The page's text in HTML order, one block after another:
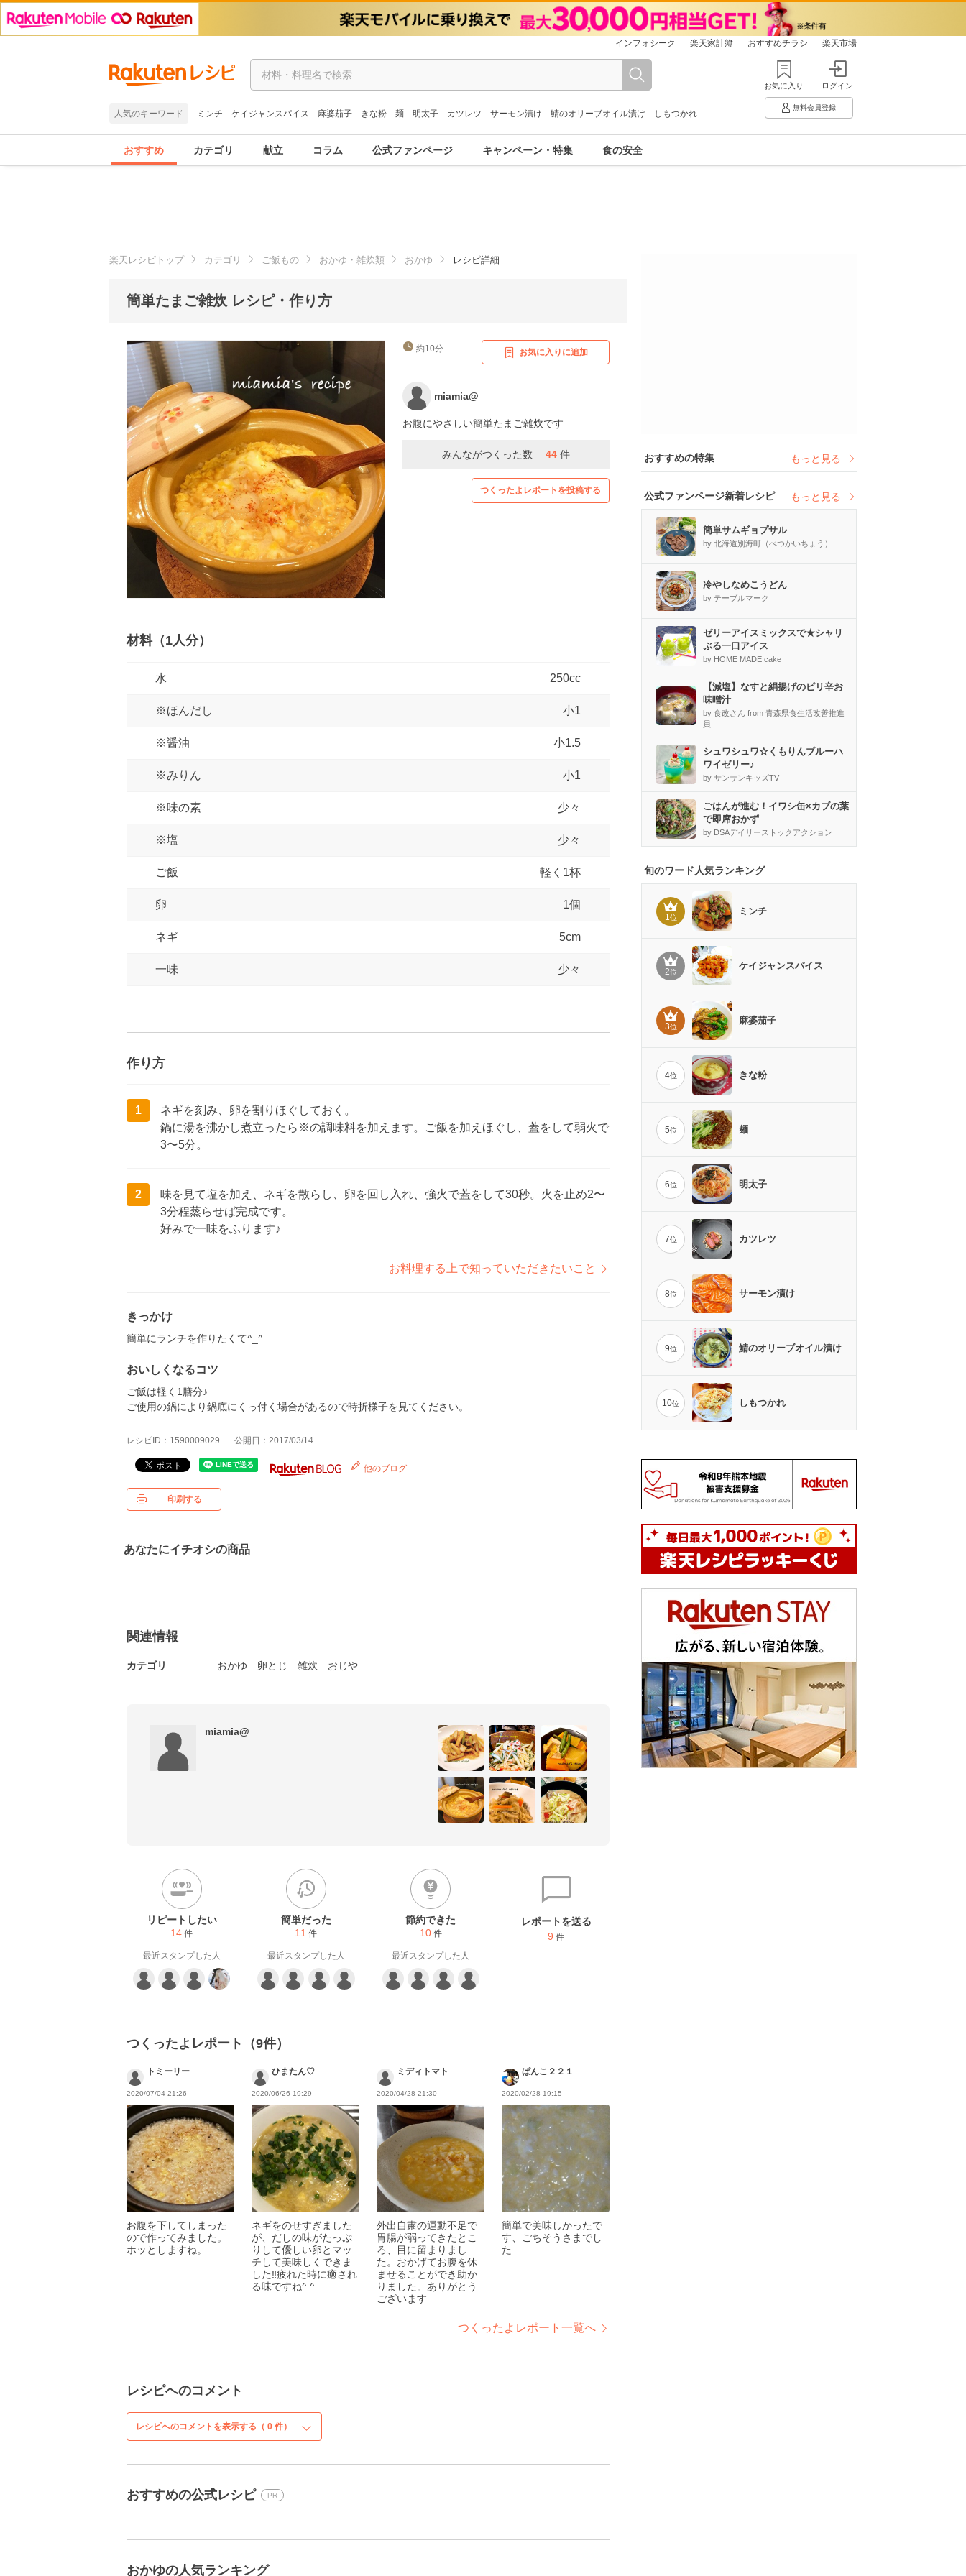
インフォシーク 楽天家計簿 おすすめチラシ 楽天市場
人気のキーワード ミンチ ケイジャンスパイス 麻婆茄子 きな粉 麺 明太子 カツレツ サーモン漬け 鯖のオリーブオイル漬け しもつかれ
お気に入り ログイン
無料会員登録
おすすめ カテゴリ 献立 コラム 公式ファンページ キャンペーン・特集 食の安全
楽天レシピトップ カテゴリ ご飯もの おかゆ・雑炊類 おかゆ レシピ詳細
簡単たまご雑炊 レシピ・作り方
約10分 お気に入りに追加
miamia@
お腹にやさしい簡単たまご雑炊です
みんながつくった数 44 件
つくったよレポートを投稿する
材料（1人分）
水 250cc
※ほんだし 小1
※醤油 小1.5
※みりん 小1
※味の素 少々
※塩 少々
ご飯 軽く1杯
卵 1個
ネギ 5cm
一味 少々
作り方
1
ネギを刻み、卵を割りほぐしておく。
鍋に湯を沸かし煮立ったら※の調味料を加えます。ご飯を加えほぐし、蓋をして弱火で
3〜5分。
2
味を見て塩を加え、ネギを散らし、卵を回し入れ、強火で蓋をして30秒。火を止め2〜
3分程蒸らせば完成です。
好みで一味をふります♪
お料理する上で知っていただきたいこと
きっかけ
簡単にランチを作りたくて^_^
おいしくなるコツ
ご飯は軽く1膳分♪
ご使用の鍋により鍋底にくっ付く場合があるので時折様子を見てください。
レシピID：1590009029 公開日：2017/03/14
他のブログ
印刷する
あなたにイチオシの商品
関連情報
カテゴリ おかゆ 卵とじ 雑炊 おじや
miamia@
リピートしたい
14 件
最近スタンプした人
簡単だった
11 件
最近スタンプした人
節約できた
10 件
最近スタンプした人
レポートを送る
9 件
つくったよレポート（9件）
トミーリー
2020/07/04 21:26
お腹を下してしまった
ので作ってみました。
ホッとしますね。
ひまたん♡
2020/06/26 19:29
ネギをのせすぎました
が、だしの味がたっぷ
りして優しい卵とマッ
チして美味しくできま
した‼︎疲れた時に癒され
る味ですね^ ^
ミディトマト
2020/04/28 21:30
外出自粛の運動不足で
胃腸が弱ってきたとこ
ろ、目に留まりまし
た。おかげてお腹を休
ませることができ助か
りました。ありがとう
ございます
ぱんこ２２１
2020/02/28 19:15
簡単で美味しかったで
す、ごちそうさまでし
た
つくったよレポート一覧へ
レシピへのコメント
レシピへのコメントを表示する（ 0 件）
おすすめの公式レシピ PR
おかゆの人気ランキング
おすすめの特集 もっと見る
公式ファンページ新着レシピ もっと見る
簡単サムギョプサル
by 北海道別海町（べつかいちょう）
冷やしなめこうどん
by テーブルマーク
ゼリーアイスミックスで★シャリ
ぷる一口アイス
by HOME MADE cake
【減塩】なすと絹揚げのピリ辛お
味噌汁
by 食改さん from 青森県食生活改善推進
員
シュワシュワ☆くもりんブルーハ
ワイゼリー♪
by サンサンキッズTV
ごはんが進む！イワシ缶×カブの葉
で即席おかず
by DSAデイリーストックアクション
旬のワード人気ランキング
1位
ミンチ
2位
ケイジャンスパイス
3位
麻婆茄子
4位 きな粉
5位 麺
6位 明太子
7位 カツレツ
8位 サーモン漬け
9位 鯖のオリーブオイル漬け
10位 しもつかれ